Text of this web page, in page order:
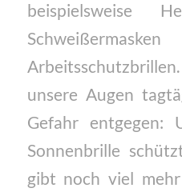
beispielsweise
unsere Augen
Gefahr entgegen:
Sonnenbrille
gibt noch viel